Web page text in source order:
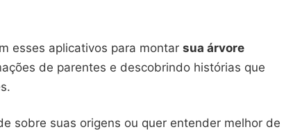
esses aplicativos para montar sua árvore
de parentes e descobrindo histórias que
sobre suas origens ou quer entender melhor de